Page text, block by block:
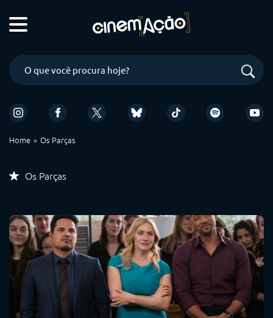
Home Os Parças
Os Parças